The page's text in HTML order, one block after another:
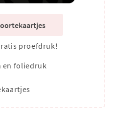
proefdruk!
en foliedruk